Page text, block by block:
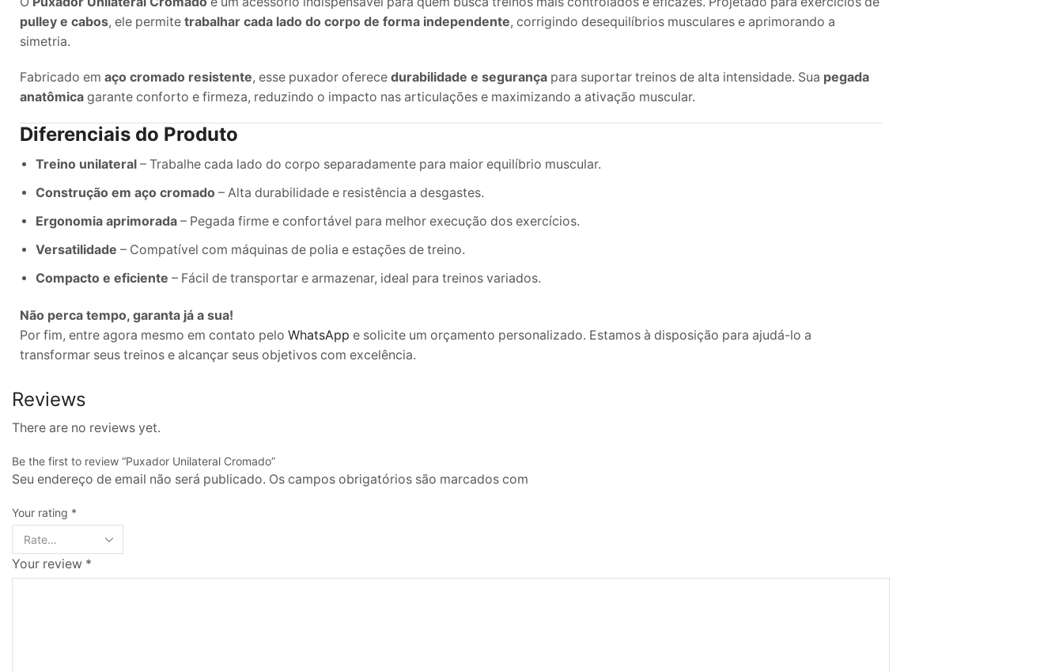
pulley e cabos, ele permite trabalhar cada lado do corpo de forma independente, corrigindo desequilíbrios musculares e aprimorando a
simetria.
Fabricado em aço cromado resistente, esse puxador oferece durabilidade e segurança para suportar treinos de alta intensidade. Sua pegada
anatômica garante conforto e firmeza, reduzindo o impacto nas articulações e maximizando a ativação muscular.
Diferenciais do Produto
Treino unilateral – Trabalhe cada lado do corpo separadamente para maior equilíbrio muscular.
Construção em aço cromado – Alta durabilidade e resistência a desgastes.
Ergonomia aprimorada – Pegada firme e confortável para melhor execução dos exercícios.
Versatilidade – Compatível com máquinas de polia e estações de treino.
Compacto e eficiente – Fácil de transportar e armazenar, ideal para treinos variados.
Não perca tempo, garanta já a sua!
Por fim, entre agora mesmo em contato pelo WhatsApp e solicite um orçamento personalizado. Estamos à disposição para ajudá-lo a
transformar seus treinos e alcançar seus objetivos com excelência.
Reviews
There are no reviews yet.
Be the first to review “Puxador Unilateral Cromado”
Seu endereço de email não será publicado. Os campos obrigatórios são marcados com
Your rating *
Your review *